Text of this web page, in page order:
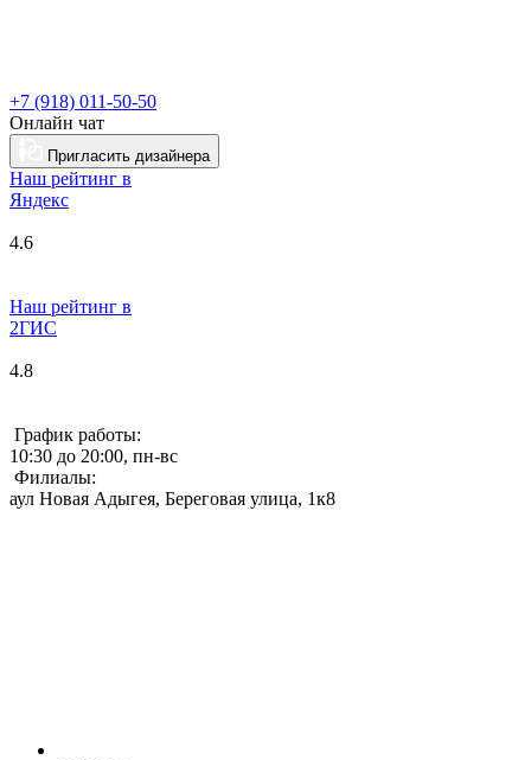
+7 (918) 011-50-50
Онлайн чат
Пригласить дизайнера
Наш рейтинг в
Яндекс
4.6
Наш рейтинг в
2ГИС
4.8
График работы:
10:30 до 20:00, пн-вс
Филиалы:
аул Новая Адыгея, Береговая улица, 1к8